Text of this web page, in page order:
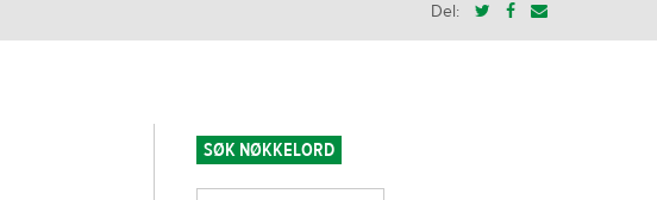
Del:
SØK NØKKELORD